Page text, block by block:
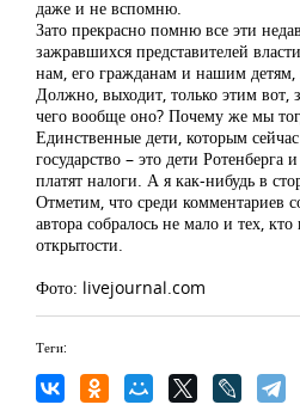
даже и не вспомню.
Зато прекрасно помню все эти
зажравшихся представителей
нам, его гражданам и нашим
Должно, выходит, только этим вот,
чего вообще оно? Почему же мы
Единственные дети, которым
государство – это дети
платят налоги. А я как-нибудь в
Отметим, что среди комментариев
автора собралось не мало и тех,
открытости.
Фото: livejournal.com
Теги: